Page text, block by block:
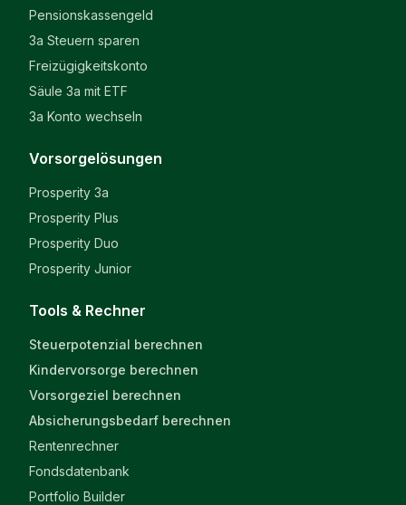
Pensionskassengeld
3a Steuern sparen
Freizügigkeitskonto
Säule 3a mit ETF
3a Konto wechseln
Vorsorgelösungen
Prosperity 3a
Prosperity Plus
Prosperity Duo
Prosperity Junior
Tools & Rechner
Steuerpotenzial berechnen
Kindervorsorge berechnen
Vorsorgeziel berechnen
Absicherungsbedarf berechnen
Rentenrechner
Fondsdatenbank
Portfolio Builder